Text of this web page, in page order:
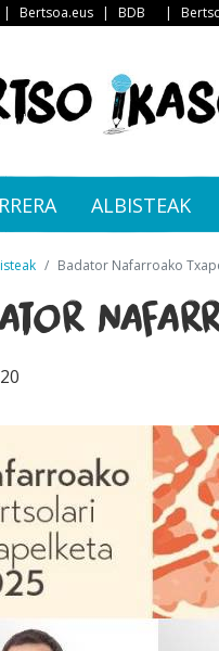
| Bertsoa.eus | BDB |
ALBISTEAK
Badator Nafarroako